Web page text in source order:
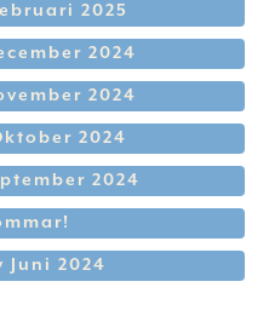
2025
2024
2024
2024
2024
Juni 2024